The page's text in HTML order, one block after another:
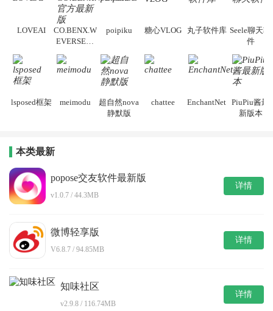
LOVEAI
CO.BENX.W
EVERSE官
方最新版
poipiku 糖心VLOG 丸子软件库 Seele聊天软
件
lsposed框架 meimodu
超自然nova
静默版
chattee EnchantNet PiuPiu酱最
新版本
本类最新
popose交友软件最新版
v1.0.7 / 44.3MB
详情
微博轻享版
V6.8.7 / 94.85MB
详情
知味社区
v2.9.8 / 116.74MB
详情